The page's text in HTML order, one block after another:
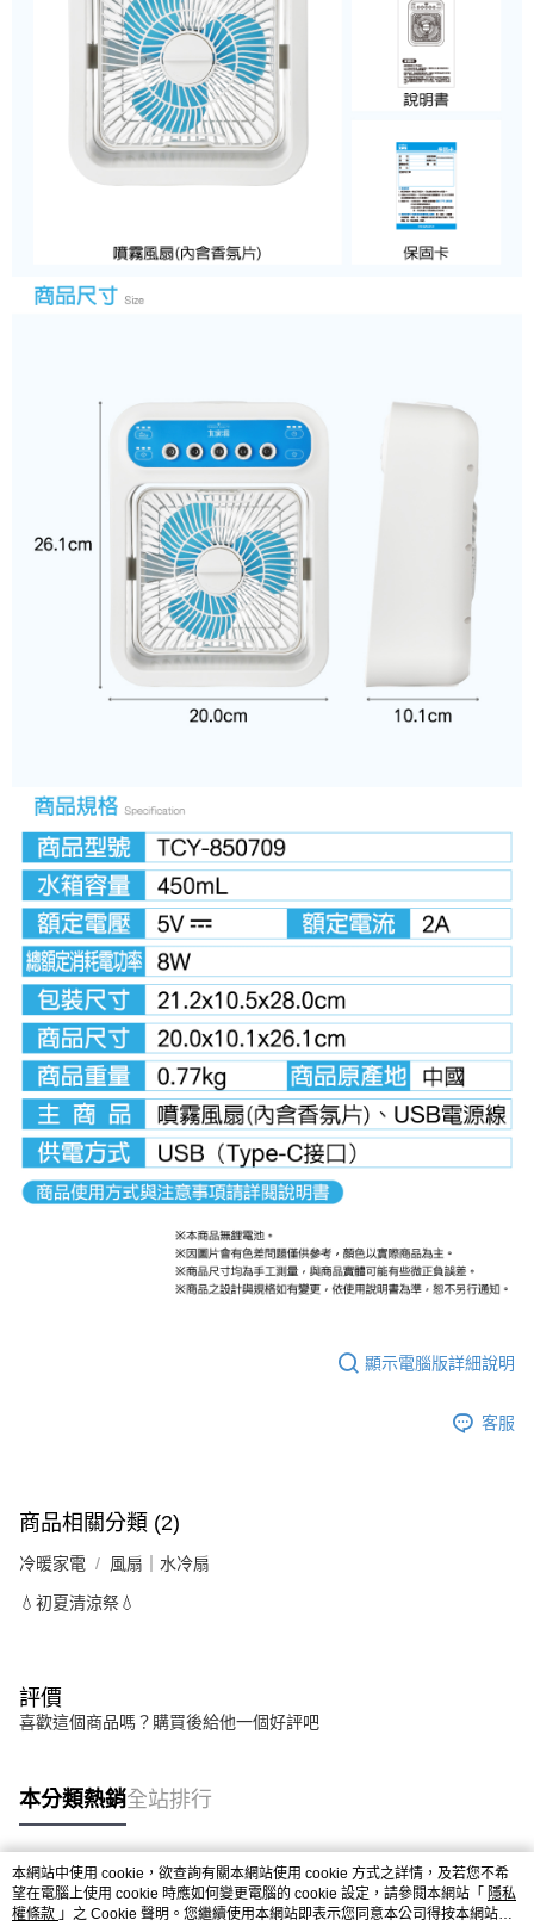
顯示電腦版詳細說明
客服
商品相關分類 (2)
冷暖家電 風扇｜水冷扇
💧初夏清涼祭💧
評價
喜歡這個商品嗎？購買後給他一個好評吧
本分類熱銷全站排行
熱門標籤
本網站中使用 cookie，欲查詢有關本網站使用 cookie 方式之詳情，及若您不希
望在電腦上使用 cookie 時應如何變更電腦的 cookie 設定，請參閱本網站「 隱私
權條款 」之 Cookie 聲明。您繼續使用本網站即表示您同意本公司得按本網站使